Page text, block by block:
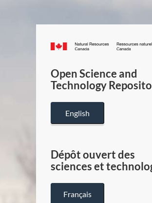
Canada.ca
Open Science and
Technology
English
Dépôt ouvert des
sciences et
Français